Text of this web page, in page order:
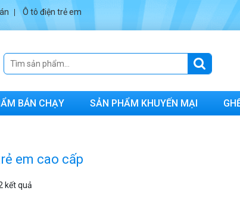
Ô tô điện trẻ em
BÁN CHẠY SẢN PHẨM KHUYẾN MẠI
em cao cấp
kết quả